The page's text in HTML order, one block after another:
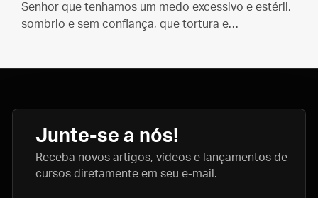
Senhor que tenhamos um medo excessivo e estéril,
sombrio e sem confiança, que tortura e
Junte-se a nós!
Receba novos artigos, vídeos e lançamentos de
cursos diretamente em seu e-mail.